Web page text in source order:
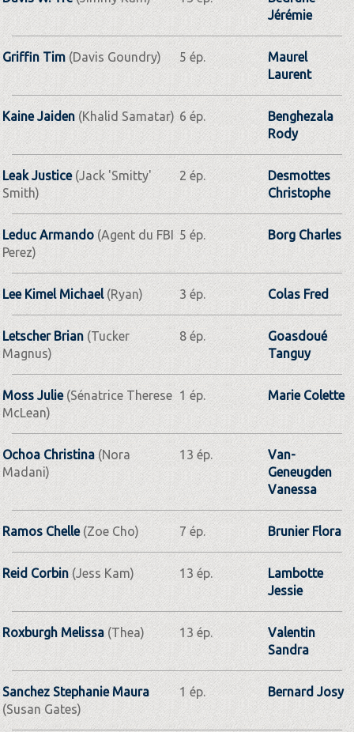
Jérémie
Griffin Tim(Davis Goundry) 5 ép.
Maurel
Laurent
Kaine Jaiden (Khalid Samatar) 6 ép.
Benghezala
Rody
Leak Justice(Jack 'Smitty'
Smith)
2 ép.
Desmottes
Christophe
Leduc Armando(Agent du FBI
Perez)
5 ép. Borg Charles
Lee Kimel Michael (Ryan) 3 ép. Colas Fred
Letscher Brian (Tucker
Magnus)
8 ép.
Goasdoué
Tanguy
Moss Julie(Sénatrice Therese
McLean)
1 ép. Marie Colette
Ochoa Christina(Nora
Madani)
13 ép.
Van-
Geneugden
Vanessa
Ramos Chelle(Zoe Cho) 7 ép. Brunier Flora
Reid Corbin(Jess Kam) 13 ép.
Lambotte
Jessie
Roxburgh Melissa (Thea) 13 ép.
Valentin
Sandra
Sanchez Stephanie Maura
(Susan Gates)
1 ép. Bernard Josy